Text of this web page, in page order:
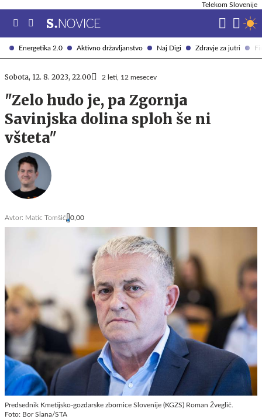
Energetika 2.0 Aktivno državljanstvo Naj Digi Zdravje za jutri
Telekom Slovenije
Sobota, 12. 8. 2023, 22.00 2 leti, 12 mesecev
"Zelo hudo je, pa Zgornja
Savinjska dolina sploh še ni
všteta"
Avtor: Matic Tomšič 0,00
Predsednik Kmetijsko-gozdarske zbornice Slovenije (KGZS) Roman Žveglič.
Foto: Bor Slana/STA